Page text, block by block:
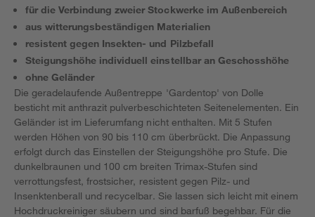
für die Verbindung zweier Stockwerke im Außenbereich
aus witterungsbeständigen Materialien
resistent gegen Insekten- und Pilzbefall
Steigungshöhe individuell einstellbar an Geschosshöhe
ohne Geländer
Die geradelaufende Außentreppe 'Gardentop' von Dolle
besticht mit anthrazit pulverbeschichteten Seitenelementen. Ein
Geländer ist im Lieferumfang nicht enthalten. Mit 5 Stufen
werden Höhen von 90 bis 110 cm überbrückt. Die Anpassung
erfolgt durch das Einstellen der Steigungshöhe pro Stufe. Die
dunkelbraunen und 100 cm breiten Trimax-Stufen sind
verrottungsfest, frostsicher, resistent gegen Pilz- und
Insenktenberall und recycelbar. Sie lassen sich leicht mit einem
Hochdruckreiniger säubern und sind barfuß begehbar. Für die